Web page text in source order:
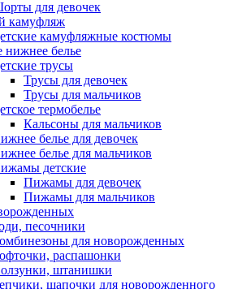
для девочек
камуфляж
камуфляжные костюмы
нижнее белье
трусы
Трусы для девочек
Трусы для мальчиков
термобелье
Кальсоны для мальчиков
белье для девочек
белье для мальчиков
детские
Пижамы для девочек
Пижамы для мальчиков
песочники
для новорожденных
распашонки
штанишки
шапочки для новорожденного